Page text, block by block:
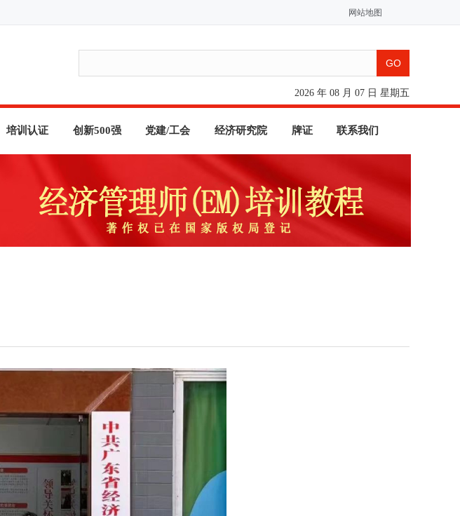
网站地图
2026 年 08 月 07 日 星期五
培训认证 创新500强 党建/工会 经济研究院 牌证 联系我们